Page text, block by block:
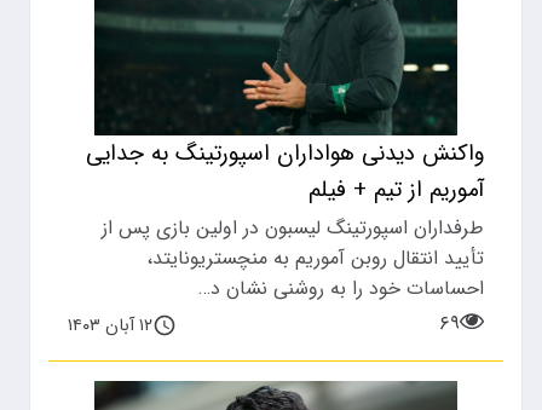
واکنش دیدنی هواداران اسپورتینگ به جدایی
آموریم از تیم + فیلم
طرفداران اسپورتینگ لیسبون در اولین بازی پس از
تأیید انتقال روبن آموریم به منچستریونایتد،
احساسات خود را به روشنی نشان د…
۶۹
۱۲ آبان ۱۴۰۳